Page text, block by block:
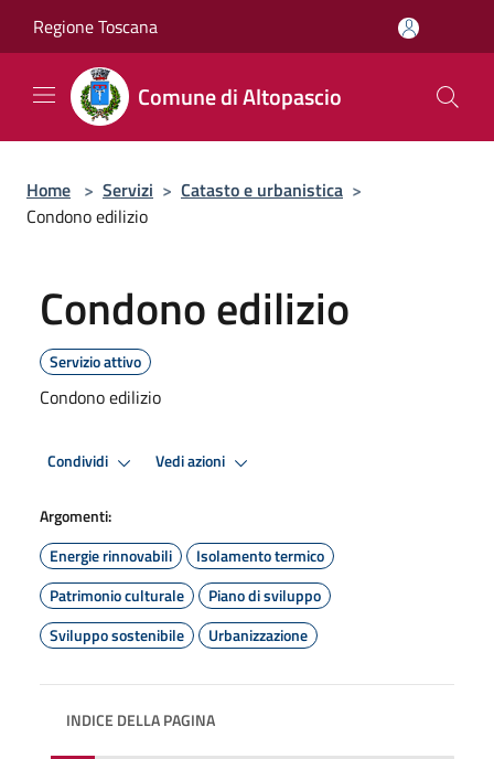
Regione Toscana
Comune di Altopascio
Home > Servizi > Catasto e urbanistica >
Condono edilizio
Condono edilizio
Servizio attivo
Condono edilizio
Condividi Vedi azioni
Argomenti:
Energie rinnovabili
Isolamento termico
Patrimonio culturale
Piano di sviluppo
Sviluppo sostenibile
Urbanizzazione
INDICE DELLA PAGINA